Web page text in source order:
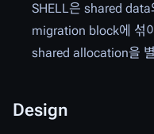
SHELL은 shared
migration block에 섞
shared allocation을
Design